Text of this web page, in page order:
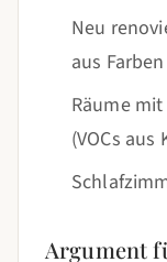
Neu
aus
Räume
(VOCs
Argument